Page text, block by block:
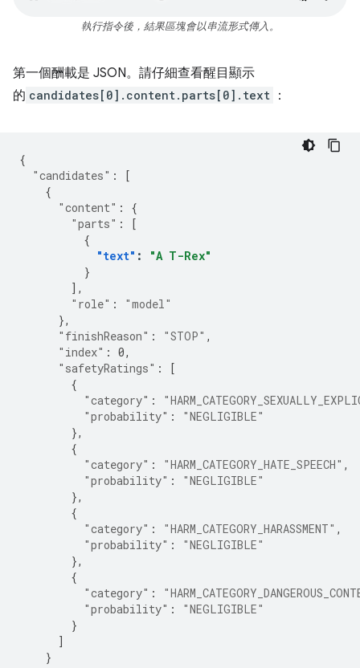
執行指令後，結果區塊會以串流形式傳入。
第一個酬載是 JSON。請仔細查看醒目顯示
的 candidates[0].content.parts[0].text ：
{
"candidates" :
[
{
"content" :
{
"parts" :
[
{
"text" :
"A T-Rex"
}
],
"role" :
"model"
},
"finishReason" : "STOP" ,
"index" : 0,
"safetyRatings" :
[
{
"category" :
"probability" :
"NEGLIGIBLE"
},
{
"category" : "HARM_CATEGORY_HATE_SPEECH" ,
"probability" :
"NEGLIGIBLE"
},
{
"category" : "HARM_CATEGORY_HARASSMENT" ,
"probability" :
"NEGLIGIBLE"
},
{
"category" :
"probability" :
"NEGLIGIBLE"
}
]
}